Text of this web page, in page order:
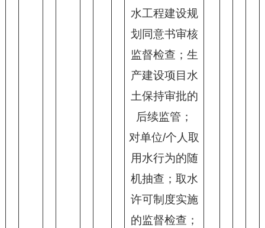
水工程建设规
划同意书审核
监督检查；生
产建设项目水
土保持审批的
后续监管；
对单位/个人取
用水行为的随
机抽查；取水
许可制度实施
的监督检查；